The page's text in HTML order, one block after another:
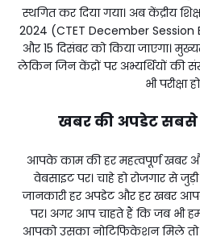
स्थगित कर दिया गया। अब केंद्रीय
2024 (CTET December
और 15 दिसंबर को किया जाएगा।
लेकिन जिन केंद्रों पर अभ्यर्थियों की
भी परीक्षा
खबर की अपडेट सबसे
आपके काम की हर महत्वपूर्ण खबर
वेबसाइट पर। चाहे हो रोजगार से
जानकारी हर अपडेट और हर खबर
पर। अगर आप चाहते हैं कि जब भी
आपको उसका नोटिफिकेशन मिले